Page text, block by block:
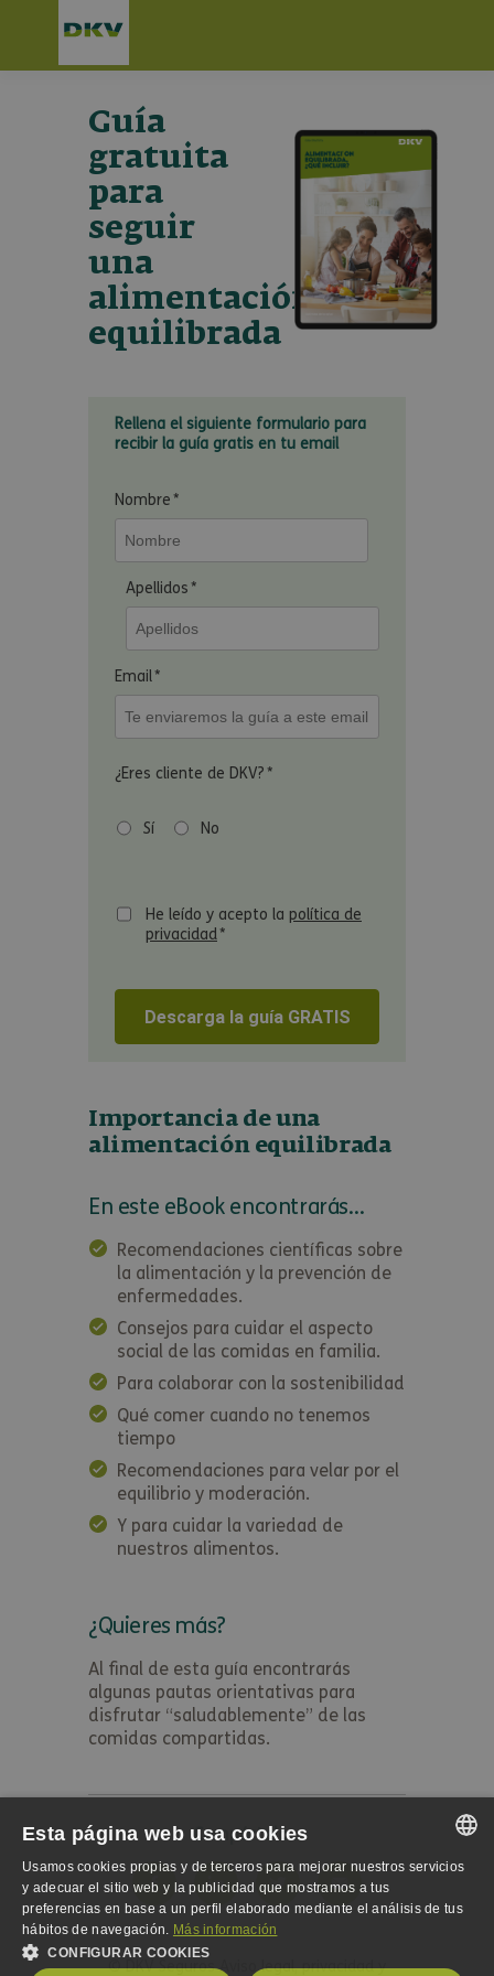
Guía
gratuita
para
seguir
una
alimentación
equilibrada
Importancia de una
alimentación equilibrada
En este eBook encontrarás…
Recomendaciones científicas sobre
la alimentación y la prevención de
enfermedades.
Consejos para cuidar el aspecto
social de las comidas en familia.
Para colaborar con la sostenibilidad
Qué comer cuando no tenemos
tiempo
Recomendaciones para velar por el
equilibrio y moderación.
Y para cuidar la variedad de
nuestros alimentos.
¿Quieres más?
Al final de esta guía encontrarás
algunas pautas orientativas para
disfrutar “saludablemente” de las
comidas compartidas.
Compártelo...
Rellena el siguiente formulario para
recibir la guía gratis en tu email
Nombre*
Apellidos*
Email*
¿Eres cliente de DKV?*
Sí No
He leído y acepto la política de
privacidad*
© DKV Seguros Aviso legal, privacidad y
Esta página web usa cookies
Usamos cookies propias y de terceros para mejorar nuestros servicios
y adecuar el sitio web y la publicidad que mostramos a tus
preferencias en base a un perfil elaborado mediante el análisis de tus
hábitos de navegación. Más información
CONFIGURAR COOKIES